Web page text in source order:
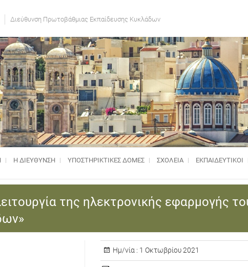
Διεύθυνση Πρωτοβάθμιας Εκπαίδευσης Κυκλάδων
Η ΔΙΕΥΘΥΝΣΗ ΥΠΟΣΤΗΡΙΚΤΙΚΈΣ ΔΟΜΈΣ ΣΧΟΛΕΙΑ ΕΚΠΑΙΔΕΥΤΙΚΟΙ
της ηλεκτρονικής εφαρμογής
Ημ/νία : 1 Οκτωβρίου 2021